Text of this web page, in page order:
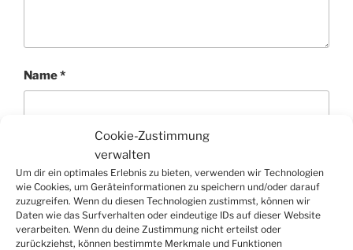
Cookie-Zustimmung
verwalten
Um dir ein optimales Erlebnis zu bieten, verwenden wir Technologien
wie Cookies, um Geräteinformationen zu speichern und/oder darauf
zuzugreifen. Wenn du diesen Technologien zustimmst, können wir
Daten wie das Surfverhalten oder eindeutige IDs auf dieser Website
verarbeiten. Wenn du deine Zustimmung nicht erteilst oder
zurückziehst, können bestimmte Merkmale und Funktionen
Name*
E-Mail-Adresse*
Website